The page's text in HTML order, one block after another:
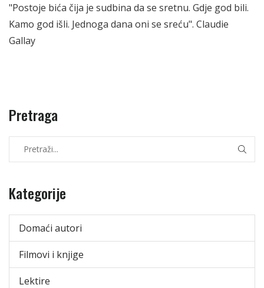
"Postoje bića čija je sudbina da se sretnu. Gdje god bili.
Kamo god išli. Jednoga dana oni se sreću". Claudie
Gallay
Pretraga
Kategorije
Domaći autori
Filmovi i knjige
Lektire